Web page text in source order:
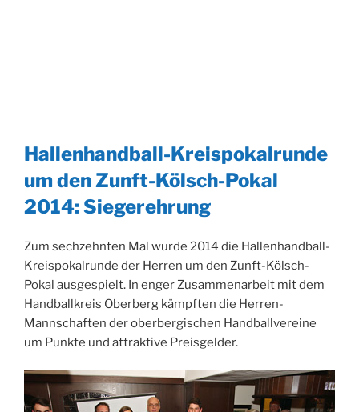
Hallenhandball-Kreispokalrunde
um den Zunft-Kölsch-Pokal
2014: Siegerehrung
Zum sechzehnten Mal wurde 2014 die Hallenhandball-
Kreispokalrunde der Herren um den Zunft-Kölsch-
Pokal ausgespielt. In enger Zusammenarbeit mit dem
Handballkreis Oberberg kämpften die Herren-
Mannschaften der oberbergischen Handballvereine
um Punkte und attraktive Preisgelder.